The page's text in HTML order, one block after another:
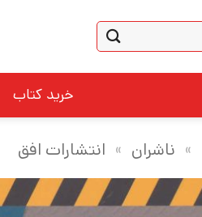
خرید کتاب
» ناشران » انتشارات افق